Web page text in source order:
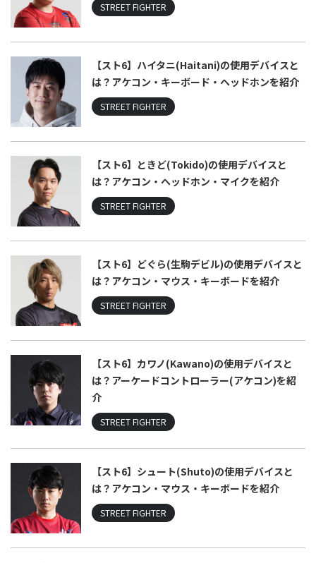
STREET FIGHTER
【スト6】ハイタニ(Haitani)の使用デバイスと
は？アケコン・キーボード・ヘッドホンを紹介
STREET FIGHTER
【スト6】ときど(Tokido)の使用デバイスと
は？アケコン・ヘッドホン・マイクを紹介
STREET FIGHTER
【スト6】どぐら(生駒デビル)の使用デバイスと
は？アケコン・マウス・キーボードを紹介
STREET FIGHTER
【スト6】カワノ(Kawano)の使用デバイスと
は？アーケードコントローラー(アケコン)を紹
介
STREET FIGHTER
【スト6】シュート(Shuto)の使用デバイスと
は？アケコン・マウス・キーボードを紹介
STREET FIGHTER